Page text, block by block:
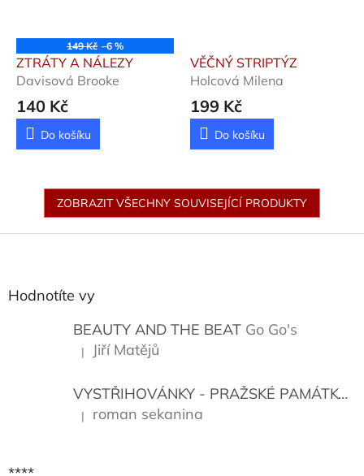
149 Kč –6 %
ZTRÁTY A NÁLEZY
Davisová Brooke
140 Kč
Do košíku
VĚČNÝ STRIPTÝZ
Holcová Milena
199 Kč
Do košíku
ZOBRAZIT VŠECHNY SOUVISEJÍCÍ PRODUKTY
Hodnotíte vy
BEAUTY AND THE BEAT Go Go's
Hodnocení produktu je 5 z 5 hvězdiček.
| Jiří Matějů
VYSTŘIHOVÁNKY - PRAŽSKÉ PAMÁTKY
Hodnocení produktu je 5 z 5 hvězdiček.
| roman sekanina